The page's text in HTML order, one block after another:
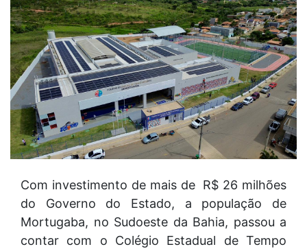
Com investimento de mais de R$ 26 milhões
do Governo do Estado, a população de
Mortugaba, no Sudoeste da Bahia, passou a
contar com o Colégio Estadual de Tempo